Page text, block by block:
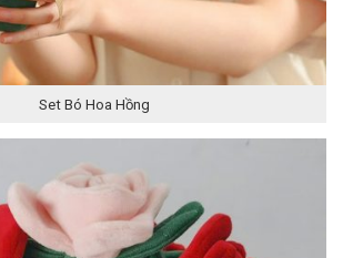
Set Bó Hoa Hồng